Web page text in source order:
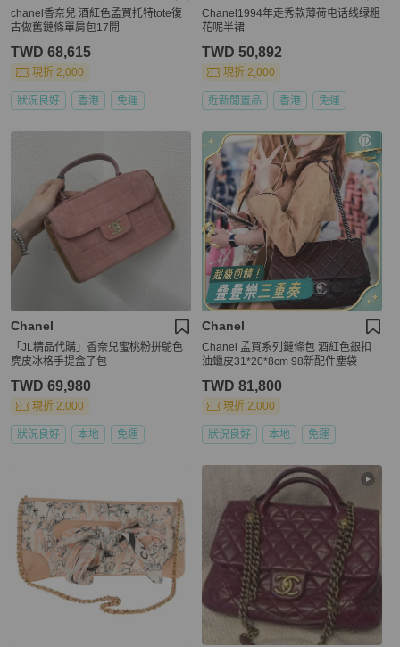
chanel香奈兒 酒紅色孟買托特tote復
古做舊鏈條單肩包17開
TWD 68,615
現折 2,000
狀況良好 香港 免運
Chanel1994年走秀款薄荷电话线绿粗
花呢半裙
TWD 50,892
現折 2,000
近新閒置品 香港 免運
Chanel
「JL精品代購」香奈兒蜜桃粉拼鴕色
麂皮冰格手提盒子包
TWD 69,980
現折 2,000
狀況良好 本地 免運
Chanel
Chanel 孟買系列鏈條包 酒紅色銀扣
油蠟皮31*20*8cm 98新配件塵袋
TWD 81,800
現折 2,000
狀況良好 本地 免運